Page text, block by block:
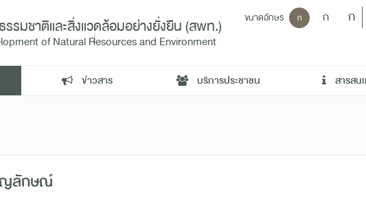
มชาติและสิ่งแวดล้อมอย่างยั่งยืน (สพท.)
of Natural Resources and Environment
ขนาดอักษร ก ก ก
ข่าวสาร บริการประชาชน สารสน
ลักษณ์